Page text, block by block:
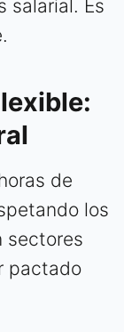
salarial. Es
de
los
sectores
pactado